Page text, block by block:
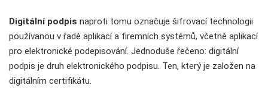
Digitální podpis naproti tomu označuje šifrovací technologii
používanou v řadě aplikací a firemních systémů, včetně aplikací
pro elektronické podepisování. Jednoduše řečeno: digitální
podpis je druh elektronického podpisu. Ten, který je založen na
digitálním certifikátu.